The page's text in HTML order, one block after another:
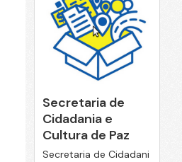
Secretaria de
Cidadania e
Cultura de Paz
Secretaria de Cidadani